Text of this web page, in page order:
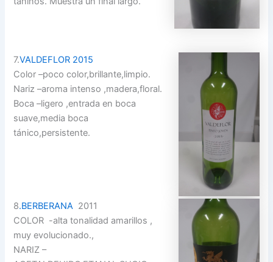
7.VALDEFLOR 2015
Color –poco color,brillante,limpio.
Nariz –aroma intenso ,madera,floral.
Boca –ligero ,entrada en boca
suave,media boca
tánico,persistente.
8.BERBERANA 2011
COLOR -alta tonalidad amarillos ,
muy evolucionado.,
NARIZ –